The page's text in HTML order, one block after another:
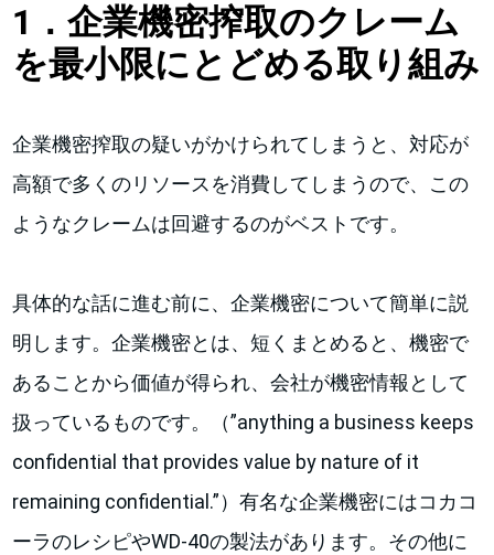
1．企業機密搾取のクレーム
を最小限にとどめる取り組み
企業機密搾取の疑いがかけられてしまうと、対応が
高額で多くのリソースを消費してしまうので、この
ようなクレームは回避するのがベストです。
具体的な話に進む前に、企業機密について簡単に説
明します。企業機密とは、短くまとめると、機密で
あることから価値が得られ、会社が機密情報として
扱っているものです。（”anything a business keeps
confidential that provides value by nature of it
remaining confidential.”）有名な企業機密にはコカコ
ーラのレシピやWD-40の製法があります。その他に